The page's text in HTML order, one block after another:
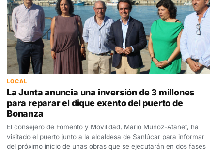
LOCAL
La Junta anuncia una inversión de 3 millones
para reparar el dique exento del puerto de
Bonanza
El consejero de Fomento y Movilidad, Mario Muñoz-Atanet, ha
visitado el puerto junto a la alcaldesa de Sanlúcar para informar
del próximo inicio de unas obras que se ejecutarán en dos fases